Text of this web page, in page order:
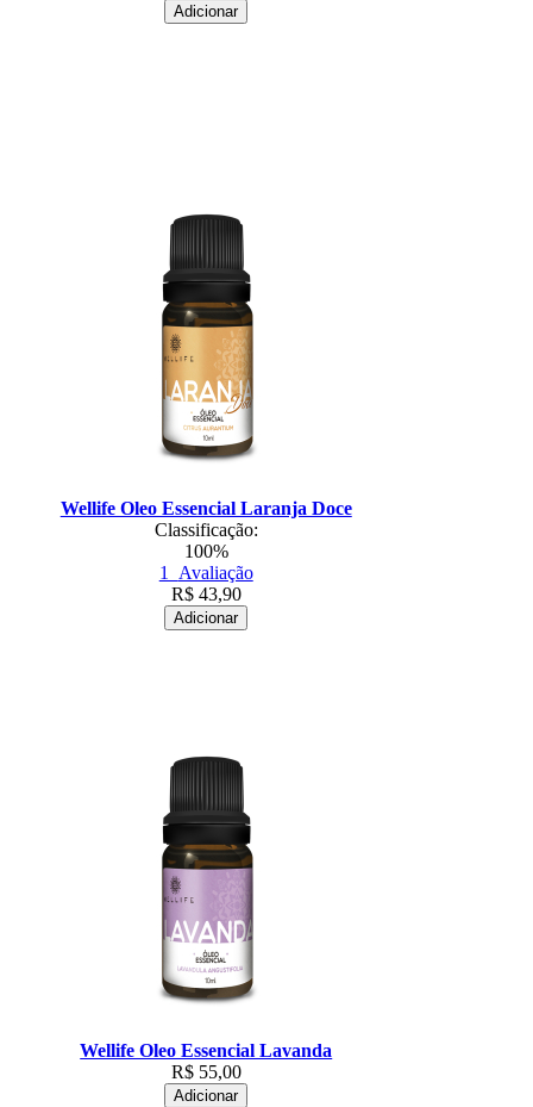
Adicionar
Wellife Oleo Essencial Laranja Doce
Classificação:
100%
1 Avaliação
R$ 43,90
Adicionar
Wellife Oleo Essencial Lavanda
R$ 55,00
Adicionar